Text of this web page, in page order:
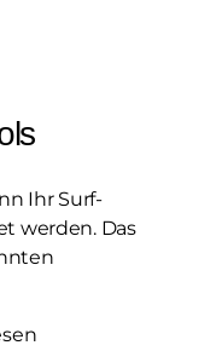
Ihr Surf-
werden. Das